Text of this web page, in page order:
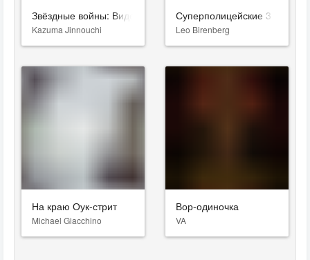
Звёздные войны: Видения. Девятый джедай
Kazuma Jinnouchi
Суперполицейские 3
Leo Birenberg
На краю Оук-стрит
Michael Giacchino
Вор-одиночка
VA